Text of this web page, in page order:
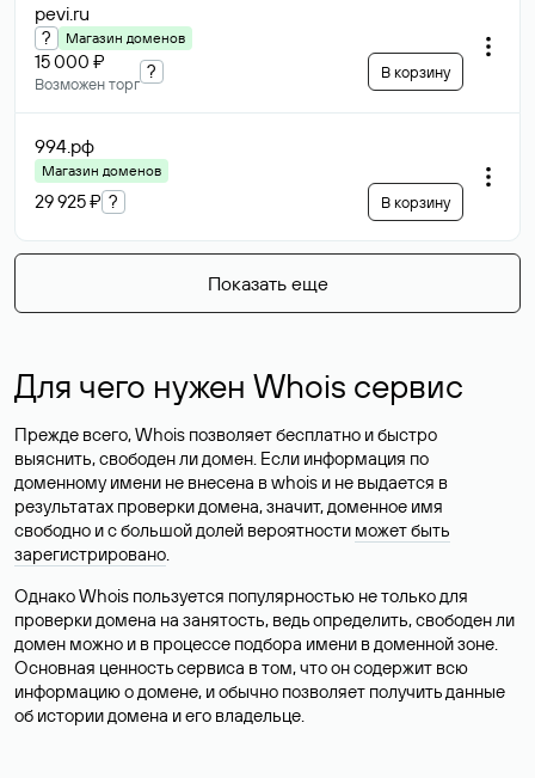
pevi.ru
? Магазин доменов
15 000 ₽
Возможен торг
? В корзину
994.рф
Магазин доменов
29 925 ₽ ? В корзину
Показать еще
Для чего нужен Whois сервис
Прежде всего, Whois позволяет бесплатно и быстро
выяснить, свободен ли домен. Если информация по
доменному имени не внесена в whois и не выдается в
результатах проверки домена, значит, доменное имя
свободно и с большой долей вероятности может быть
зарегистрировано.
Однако Whois пользуется популярностью не только для
проверки домена на занятость, ведь определить, свободен ли
домен можно и в процессе подбора имени в доменной зоне.
Основная ценность сервиса в том, что он содержит всю
информацию о домене, и обычно позволяет получить данные
об истории домена и его владельце.